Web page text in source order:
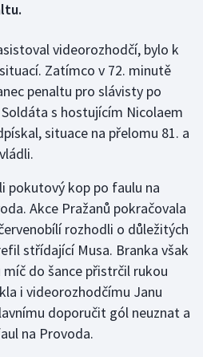
videorozhodčí, bylo k
Zatímco v 72. minutě
penaltu pro slávisty po
s hostujícím Nicolaem
situace na přelomu 81. a
pokutový kop po faulu na
Akce Pražanů pokračovala
rozhodli o důležitých
střídající Musa. Branka však
do šance přistrčil rukou
i videorozhodčímu Janu
doporučit gól neuznat a
na Provoda.